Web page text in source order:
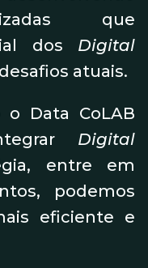
que
dos Digital
atuais.
Data CoLAB
Digital
entre em
podemos
eficiente e